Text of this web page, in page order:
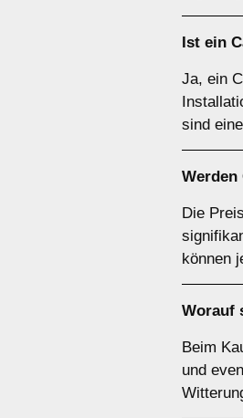
Ist ein
Ja, ein
sind
Die
können
Worauf
Beim
und